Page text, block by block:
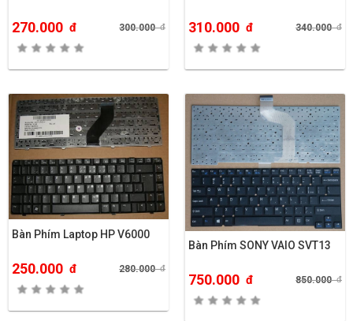
270.000 đ 300.000đ 310.000 đ 340.000đ
Bàn Phím Laptop HP V6000
250.000 đ 280.000đ
Bàn Phím SONY VAIO SVT13
750.000 đ 850.000đ